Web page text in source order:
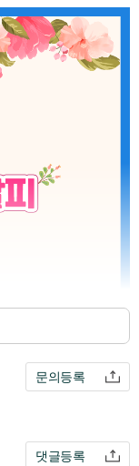
문의등록
댓글등록